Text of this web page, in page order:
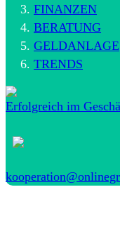
FINANZEN
BERATUNG
GELDANLAGE
TRENDS
Erfolgreich im